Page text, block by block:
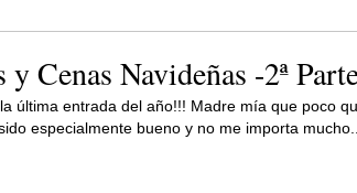
Cenas Navideñas -2ª
última entrada del año!!! Madre mía que poco
especialmente bueno y no me importa